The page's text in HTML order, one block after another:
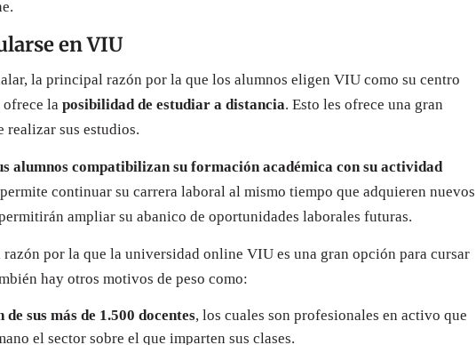
en VIU
la principal razón por la que los alumnos eligen VIU como su centro
la posibilidad de estudiar a distancia. Esto les ofrece una gran
sus estudios.
alumnos compatibilizan su formación académica con su actividad
continuar su carrera laboral al mismo tiempo que adquieren nuevos
ampliar su abanico de oportunidades laborales futuras.
razón por la que la universidad online VIU es una gran opción para cursar
hay otros motivos de peso como:
sus más de 1.500 docentes, los cuales son profesionales en activo que
el sector sobre el que imparten sus clases.